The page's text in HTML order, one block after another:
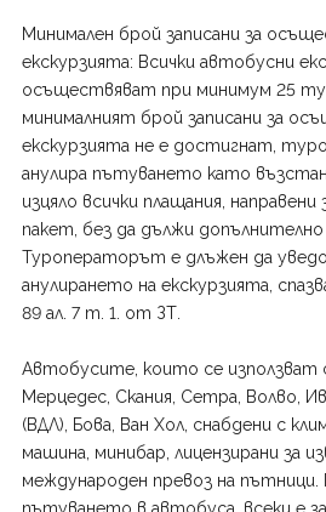
Минимален брой записани за
екскурзията: Всички автобусни
осъществяват при минимум 25
минималният брой записани за
екскурзията не е достигнат,
анулира пътуването като
изцяло всички плащания,
пакет, без да дължи
Туроператорът е длъжен да
анулирането на екскурзията,
89 ал. 7 т. 1. от ЗТ.
Автобусите, които се използват
Мерцедес, Скания, Сетра, Волво,
(ВДЛ), Бова, Ван Хол, снабдени с
машина, минибар, лицензирани за
международен превоз на пътници.